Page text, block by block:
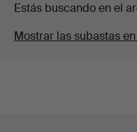
Estás buscando en el
Mostrar las subastas